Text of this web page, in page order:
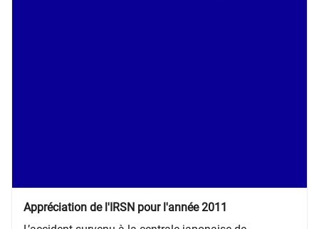
Appréciation de l'IRSN pour l'année 2011